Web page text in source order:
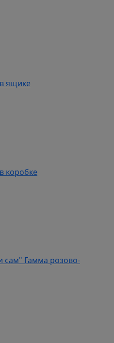
ящике
коробке
сам" Гамма розово-